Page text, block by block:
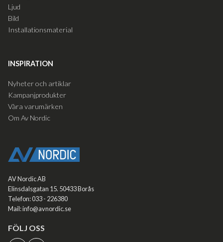
AV Nordic AB
Elinsdalsgatan 15. 50433 Borås
Telefon: 033 - 226380
Mail: info@avnordic.se
FÖLJ OSS
Ljud
Bild
Installationsmaterial
INSPIRATION
Nyheter och artiklar
Kampanjprodukter
Våra varumärken
Om Av Nordic